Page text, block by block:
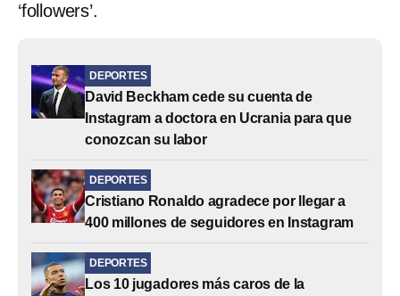
‘followers’.
DEPORTES
David Beckham cede su cuenta de
Instagram a doctora en Ucrania para que
conozcan su labor
DEPORTES
Cristiano Ronaldo agradece por llegar a
400 millones de seguidores en Instagram
DEPORTES
Los 10 jugadores más caros de la